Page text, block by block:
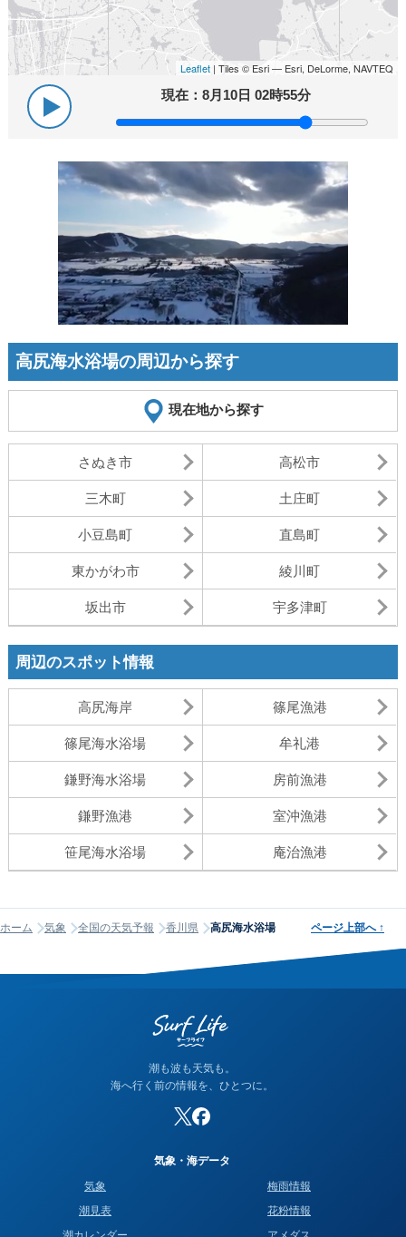
Leaflet | Tiles © Esri — Esri, DeLorme, NAVTEQ
現在：8月10日 02時55分
高尻海水浴場の周辺から探す
現在地から探す
さぬき市 高松市
三木町 土庄町
小豆島町 直島町
東かがわ市 綾川町
坂出市 宇多津町
周辺のスポット情報
高尻海岸 篠尾漁港
篠尾海水浴場 牟礼港
鎌野海水浴場 房前漁港
鎌野漁港 室沖漁港
笹尾海水浴場 庵治漁港
ホーム 気象 全国の天気予報 香川県 高尻海水浴場 ページ上部へ ↑
潮も波も天気も。
海へ行く前の情報を、ひとつに。
気象・海データ
気象
潮見表
梅雨情報
花粉情報